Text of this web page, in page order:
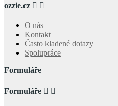
ozzie.cz  
O nás
Kontakt
Často kladené dotazy
Spolupráce
Formuláře
Formuláře  